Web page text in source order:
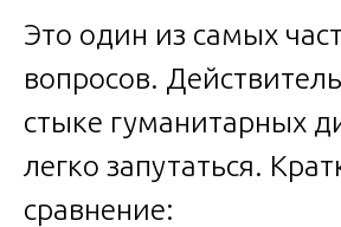
Это один из самых
вопросов.
стыке гуманитарных
легко запутаться.
сравнение: